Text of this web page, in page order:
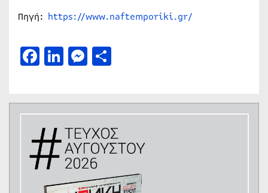
Πηγή: https://www.naftemporiki.gr/
Facebook
LinkedIn
Messenger